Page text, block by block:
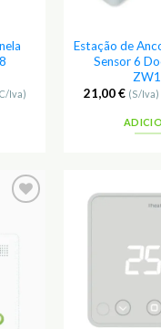
Iva)
Estação de
Sensor 6
21,00€ (S/Iva)